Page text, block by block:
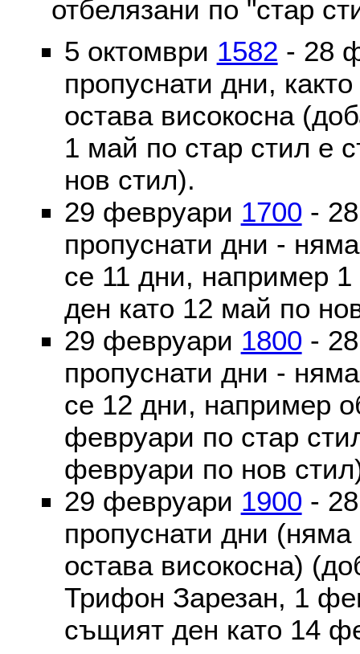
отбелязани по "стар
5 октомври 1582 - 28
пропуснати дни,
остава високосна
1 май по стар стил е
нов стил).
29 февруари 1700 -
пропуснати дни -
се 11 дни, например
ден като 12 май по
29 февруари 1800 -
пропуснати дни -
се 12 дни, например
февруари по стар
февруари по нов
29 февруари 1900 -
пропуснати дни
остава високосна)
Трифон Зарезан, 1
същият ден като 14